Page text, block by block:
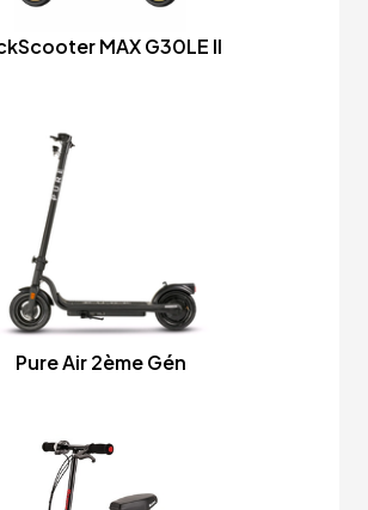
MAX G30LE II
Pure Air 2ème Gén